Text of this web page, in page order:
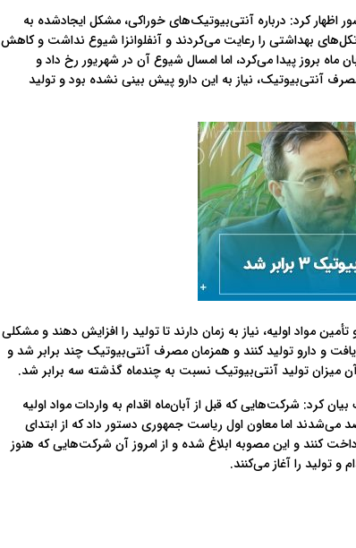
کرد: درباره آنتی‌بیوتیک‌های خوراکی، مشکل ایجادشده به
بهداشتی را رعایت می‌کردند و آنفلوانزا شیوع نداشت و کاهش
ماه بروز پیدا می‌کرد، اما امسال شیوع آن در شهریور رخ داد و
نیاز به این دارو پیش بینی نشده بود و تولید
مواد اولیه، نیاز به زمان دارند تا تولید را افزایش دهند و مشکلی
و دارو تولید کنند و همزمان مصرف آنتی‌بیوتیک چند برابر شد و
میزان تولید آنتی‌بیوتیک نسبت به چندماه گذشته سه برابر شد.
کرد: شرکت‌هایی که قبل از آبان‌ماه اقدام به واردات مواد اولیه
آنتی‌بیوتیک کرده بودند؛ مشمول مابه التفاوت 9 درصد می‌شدند اما معاون اول ریاست جمهوری دستور داد که از ابتدای
کنند و این مصوبه ابلاغ شده و از امروز آن شرکت‌هایی که هنوز
و تولید را آغاز می‌کنند.